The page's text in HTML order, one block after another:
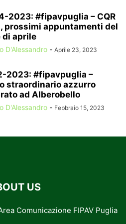
2023: #fipavpuglia – CQR
prossimi appuntamenti del
di aprile
D'Alessandro - Aprile 23, 2023
2023: #fipavpuglia –
straordinario azzurro
ad Alberobello
D'Alessandro - Febbraio 15, 2023
US
Comunicazione FIPAV Puglia